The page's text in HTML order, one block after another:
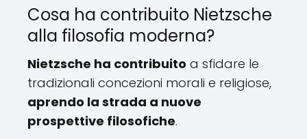
Cosa ha contribuito Nietzsche
alla filosofia moderna?
Nietzsche ha contribuito a sfidare le
tradizionali concezioni morali e religiose,
aprendo la strada a nuove
prospettive filosofiche.